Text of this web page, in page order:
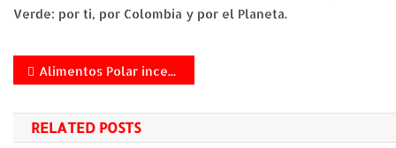
Verde: por ti, por Colombia y por el Planeta.
Navegación
de
entradas
Alimentos Polar incentiva la producción de maíz en el país con su programa Plan Maíz Colombia
RELATED POSTS